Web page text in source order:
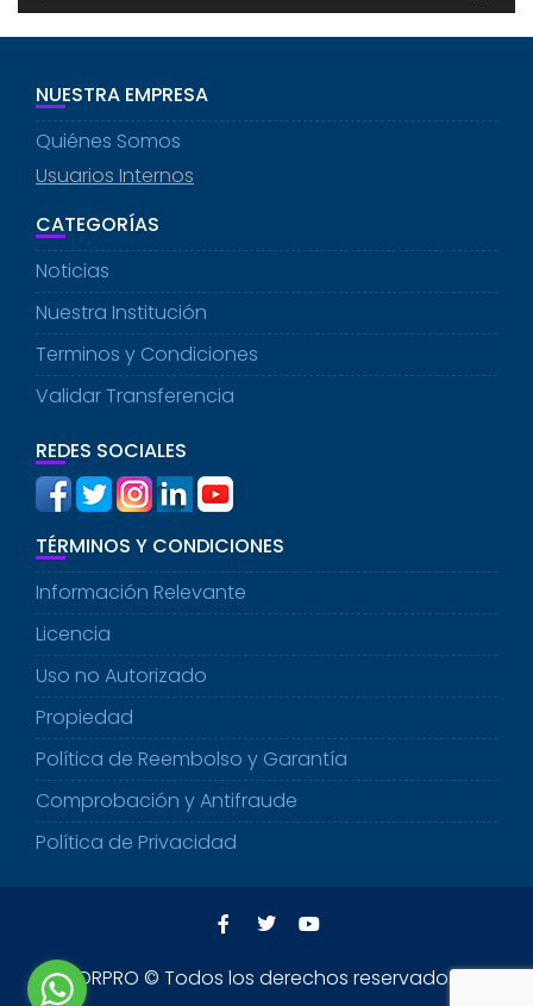
NUESTRA EMPRESA
Quiénes Somos
Usuarios Internos
CATEGORÍAS
Noticias
Nuestra Institución
Terminos y Condiciones
Validar Transferencia
REDES SOCIALES
TÉRMINOS Y CONDICIONES
Información Relevante
Licencia
Uso no Autorizado
Propiedad
Política de Reembolso y Garantía
Comprobación y Antifraude
Política de Privacidad
CENFORPRO © Todos los derechos reservados 2021